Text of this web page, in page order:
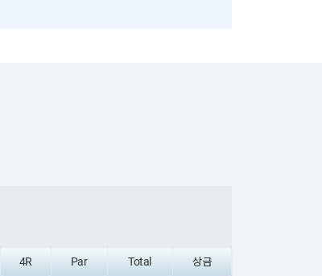
4R Par Total 상금